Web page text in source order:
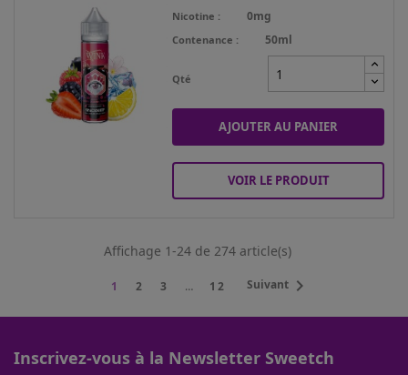
Nicotine 0mg
Contenance 50ml
Qté
AJOUTER AU PANIER
VOIR LE PRODUIT
Affichage 1-24 de 274 article(s)
1 2 3 … 12 Suivant 
Inscrivez-vous à la Newsletter Sweetch